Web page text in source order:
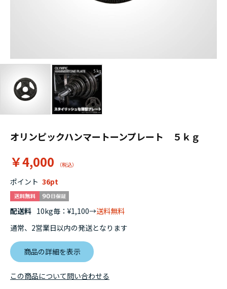
オリンピックハンマートーンプレート ５ｋｇ
￥4,000
ポイント 36
配送料 10kg毎：¥1,100→送料無料
通常、2営業日以内の発送となります
商品の詳細を表示
この商品について問い合わせる